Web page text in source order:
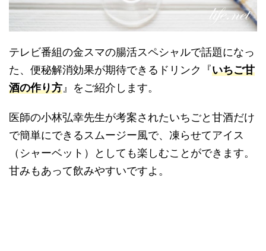
テレビ番組の金スマの腸活スペシャルで話題になっ
た、便秘解消効果が期待できるドリンク『いちご甘
酒の作り方 』をご紹介します。
医師の小林弘幸先生が考案されたいちごと甘酒だけ
で簡単にできるスムージー風で、凍らせてアイス
（シャーベット）としても楽しむことができます。
甘みもあって飲みやすいですよ。